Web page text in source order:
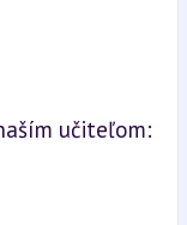
učiteľom: